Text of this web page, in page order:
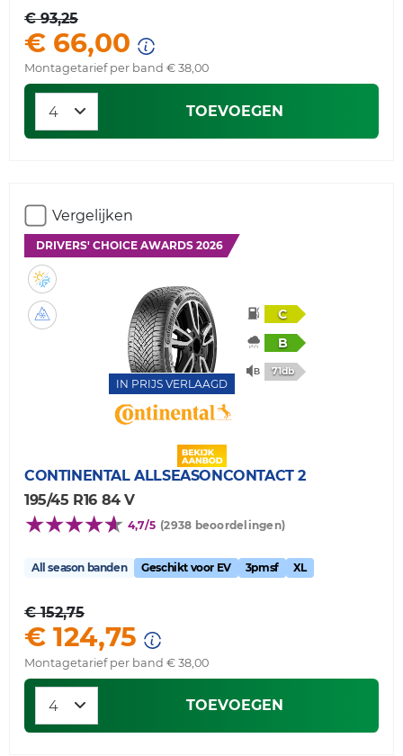
€ 93,25
€ 66,00
Montagetarief per band € 38,00
TOEVOEGEN
Vergelijken
DRIVERS' CHOICE AWARDS 2026
IN PRIJS VERLAAGD
C
B
71db
CONTINENTAL ALLSEASONCONTACT 2
195/45 R16 84 V
4,7/5 (2938 beoordelingen)
All season banden Geschikt voor EV 3pmsf XL
€ 152,75
€ 124,75
Montagetarief per band € 38,00
TOEVOEGEN